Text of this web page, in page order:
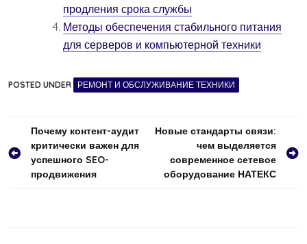
продления срока службы
Методы обеспечения стабильного питания
для серверов и компьютерной техники
POSTED UNDER РЕМОНТ И ОБСЛУЖИВАНИЕ ТЕХНИКИ
Навигация
по
записям
Почему контент-аудит
критически важен для
успешного SEO-
продвижения
Новые стандарты связи:
чем выделяется
современное сетевое
оборудование НАТЕКС